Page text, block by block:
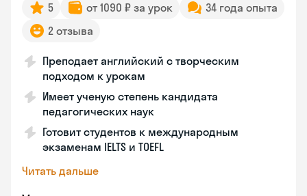
5 от 1090 ₽ за урок
34 года опыта
2 отзыва
Преподает английский с творческим
подходом к урокам
Имеет ученую степень кандидата
педагогических наук
Готовит студентов к международным
экзаменам IELTS и TOEFL
Читать дальше